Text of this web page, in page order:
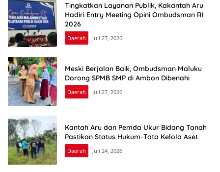
Tingkatkan Layanan Publik, Kakantah Aru
Hadiri Entry Meeting Opini Ombudsman RI
2026
Daerah Juli 27, 2026
Meski Berjalan Baik, Ombudsman Maluku
Dorong SPMB SMP di Ambon Dibenahi
Daerah Juli 27, 2026
Kantah Aru dan Pemda Ukur Bidang Tanah
Pastikan Status Hukum-Tata Kelola Aset
Daerah Juli 24, 2026